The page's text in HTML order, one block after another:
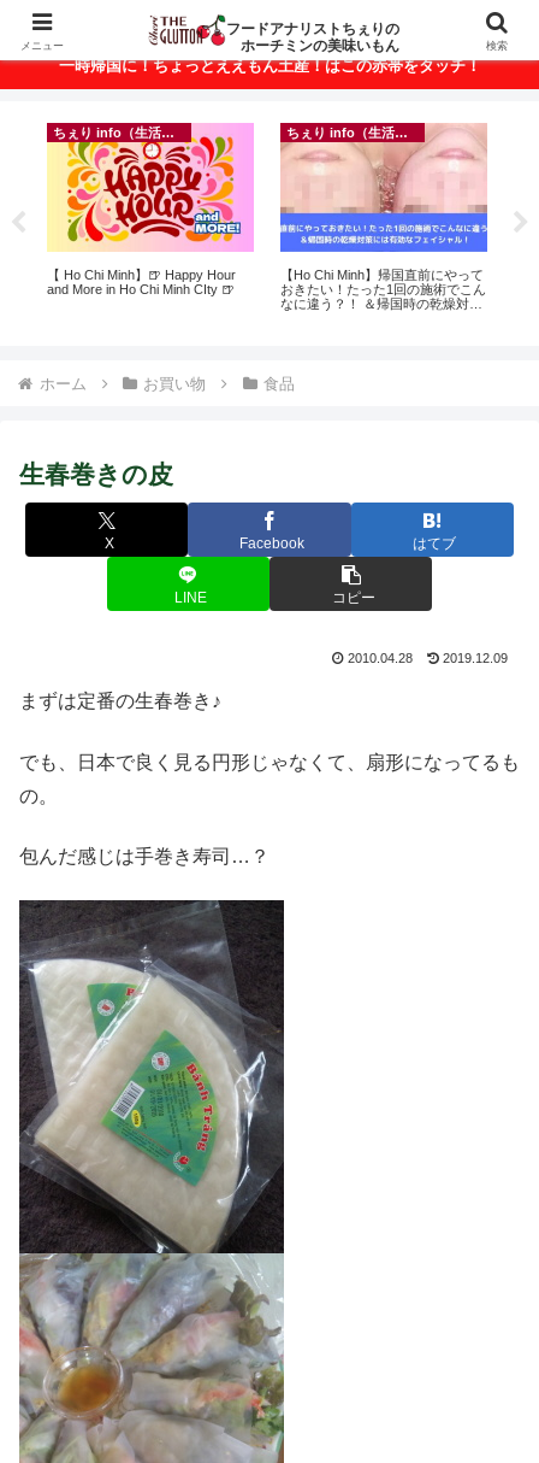
ベトナム・ホーチミンの美味いもんが満載！
一時帰国に！ちょっとええもん土産！はこの赤帯をタッチ！
ちぇり info（生活情報）
【 Ho Chi Minh】🍺 Happy Hour
and More in Ho Chi Minh CIty 🍺
ちぇり info（生活情報）
【Ho Chi Minh】帰国直前にやって
おきたい！たった1回の施術でこん
なに違う？！ ＆帰国時の乾燥対策
ホーム お買い物 食品
生春巻きの皮
X Facebook はてブ
LINE コピー
2010.04.28 2019.12.09
まずは定番の生春巻き♪
でも、日本で良く見る円形じゃなくて、扇形になってるも
の。
包んだ感じは手巻き寿司…？
メニュー
フードアナリストちぇりの
ホーチミンの美味いもん
検索